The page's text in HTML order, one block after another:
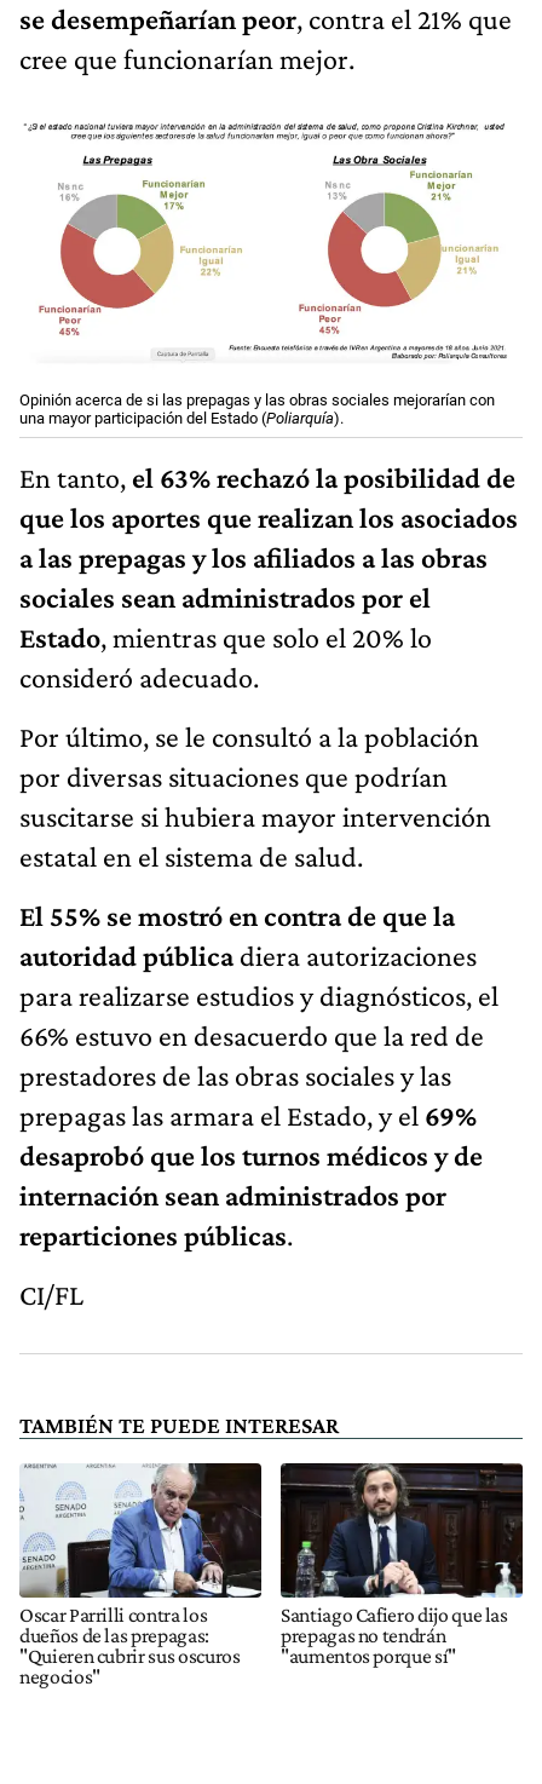
se desempeñarían peor, contra el 21% que
cree que funcionarían mejor.
Opinión acerca de si las prepagas y las obras sociales mejorarían con
una mayor participación del Estado (Poliarquía).
En tanto, el 63% rechazó la posibilidad de
que los aportes que realizan los asociados
a las prepagas y los afiliados a las obras
sociales sean administrados por el
Estado, mientras que solo el 20% lo
consideró adecuado.
Por último, se le consultó a la población
por diversas situaciones que podrían
suscitarse si hubiera mayor intervención
estatal en el sistema de salud.
El 55% se mostró en contra de que la
autoridad públicadiera autorizaciones
para realizarse estudios y diagnósticos, el
66% estuvo en desacuerdo que la red de
prestadores de las obras sociales y las
prepagas las armara el Estado, y el 69%
desaprobó que los turnos médicos y de
internación sean administrados por
reparticiones públicas.
CI/FL
TAMBIÉN TE PUEDE INTERESAR
Oscar Parrilli contra los
dueños de las prepagas:
"Quieren cubrir sus oscuros
negocios"
Santiago Cafiero dijo que las
prepagas no tendrán
"aumentos porque sí"